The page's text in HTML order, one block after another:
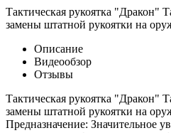
Тактическая рукоятка "Дракон"
замены штатной рукоятки на
Описание
Видеообзор
Отзывы
Тактическая рукоятка "Дракон"
замены штатной рукоятки на
Предназначение: Значительное